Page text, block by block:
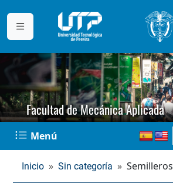
Facultad de Mecánica Aplicada
Menú
Inicio Sin categoría Semilleros